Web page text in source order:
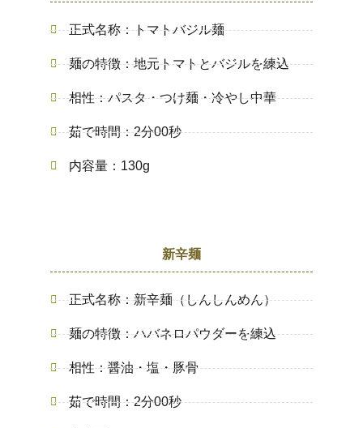
正式名称：トマトバジル麺
麺の特徴：地元トマトとバジルを練込
相性：パスタ・つけ麺・冷やし中華
茹で時間：2分00秒
内容量：130g
新辛麺
正式名称：新辛麺（しんしんめん）
麺の特徴：ハバネロパウダーを練込
相性：醤油・塩・豚骨
茹で時間：2分00秒